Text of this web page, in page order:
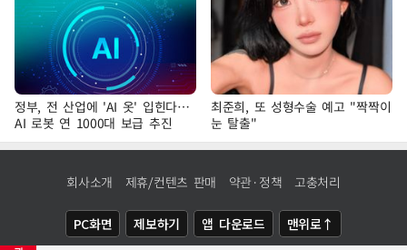
정부, 전 산업에 'AI 옷' 입힌다…
AI 로봇 연 1000대 보급 추진
최준희, 또 성형수술 예고 "짝짝이
눈 탈출"
회사소개 제휴/컨텐츠 판매 약관·정책 고충처리
PC화면 제보하기 앱 다운로드 맨위로↑